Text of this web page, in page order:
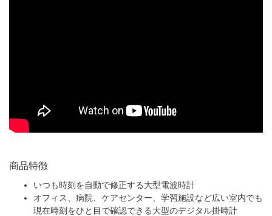
商品特徴
いつも時刻を自動で修正する大型電波時計
オフィス、病院、ケアセンター、学習施設など広い室内でも
現在時刻をひと目で確認できる大型のデジタル掛時計